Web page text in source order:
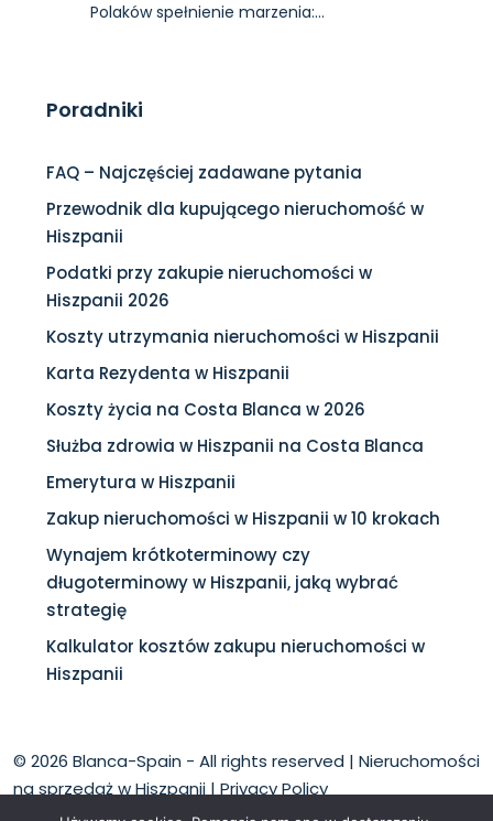
Polaków spełnienie marzenia:…
Poradniki
FAQ – Najczęściej zadawane pytania
Przewodnik dla kupującego nieruchomość w
Hiszpanii
Podatki przy zakupie nieruchomości w
Hiszpanii 2026
Koszty utrzymania nieruchomości w Hiszpanii
Karta Rezydenta w Hiszpanii
Koszty życia na Costa Blanca w 2026
Służba zdrowia w Hiszpanii na Costa Blanca
Emerytura w Hiszpanii
Zakup nieruchomości w Hiszpanii w 10 krokach
Wynajem krótkoterminowy czy
długoterminowy w Hiszpanii, jaką wybrać
strategię
Kalkulator kosztów zakupu nieruchomości w
Hiszpanii
© 2026 Blanca-Spain - All rights reserved | Nieruchomości
na sprzedaż w Hiszpanii|Privacy Policy